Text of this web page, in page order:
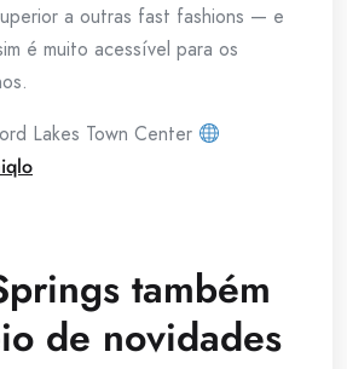
a outras fast fashions — e
é muito acessível para os
Lakes Town Center
também
de novidades